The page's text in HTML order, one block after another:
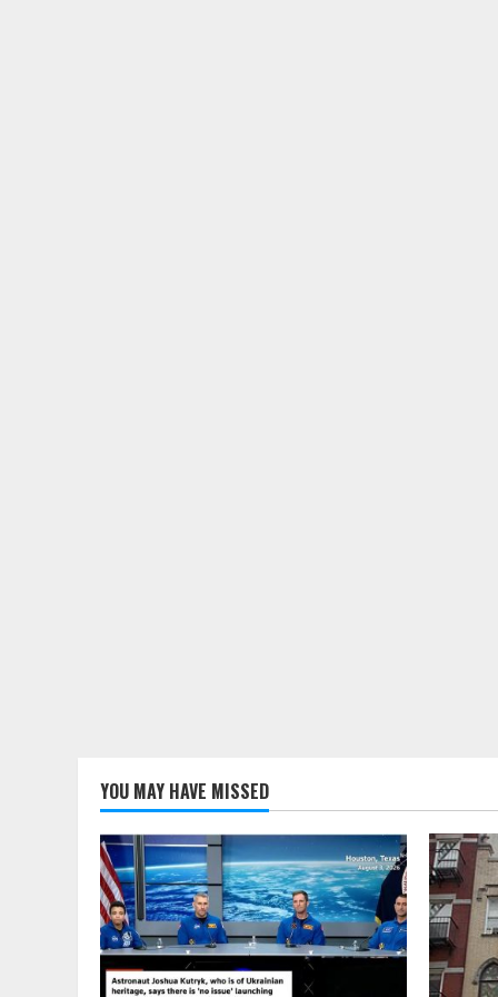
YOU MAY HAVE MISSED